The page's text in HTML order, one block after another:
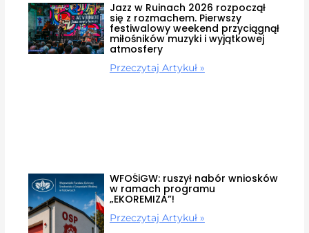
Jazz w Ruinach 2026 rozpoczął
się z rozmachem. Pierwszy
festiwalowy weekend przyciągnął
miłośników muzyki i wyjątkowej
atmosfery
Przeczytaj Artykuł »
WFOŚiGW: ruszył nabór wniosków
w ramach programu
„EKOREMIZA”!
Przeczytaj Artykuł »